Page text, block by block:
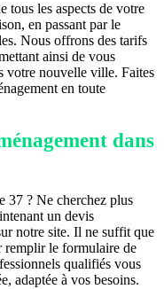
tous les aspects de votre
en passant par le
Nous offrons des tarifs
ainsi de vous
votre nouvelle ville. Faites
en toute
dans
37 ? Ne cherchez plus
un devis
notre site. Il ne suffit que
remplir le formulaire de
qualifiés vous
adaptée à vos besoins.